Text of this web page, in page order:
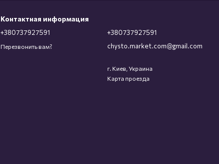
Контактная информация
+380737927591
Перезвонить вам?
+380737927591
chysto.market.com@gmail.com
г. Киев, Украина
Карта проезда